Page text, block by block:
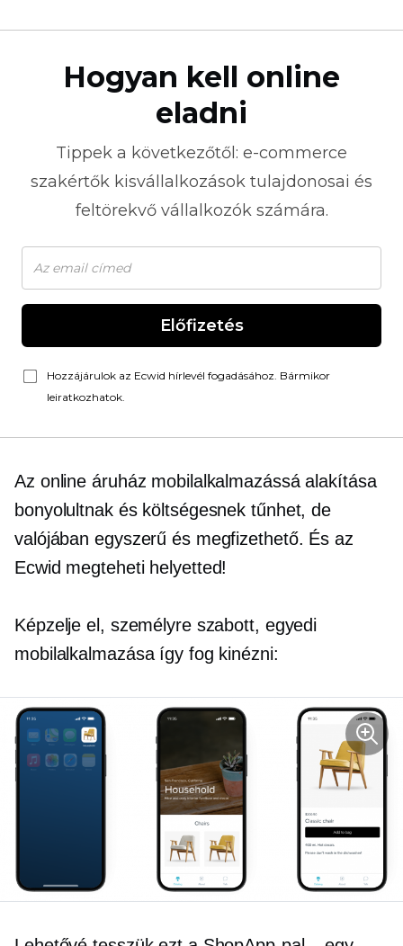
Hogyan kell online
eladni
Tippek a következőtől: e-commerce
szakértők kisvállalkozások tulajdonosai és
feltörekvő vállalkozók számára.
Előfizetés
Hozzájárulok az Ecwid hírlevél fogadásához. Bármikor
leiratkozhatok.
Az online áruház mobilalkalmazássá alakítása
bonyolultnak és költségesnek tűnhet, de
valójában egyszerű és megfizethető. És az
Ecwid megteheti helyetted!
Képzelje el, személyre szabott, egyedi
mobilalkalmazása így fog kinézni: